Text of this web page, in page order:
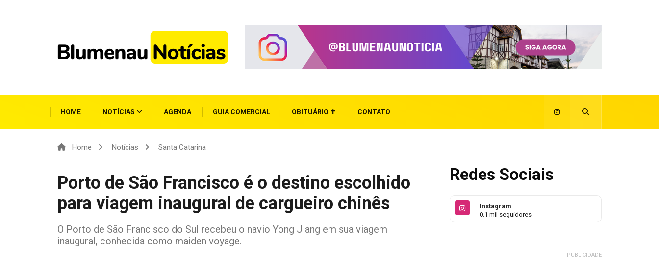
HOME NOTÍCIAS AGENDA GUIA COMERCIAL OBITUÁRIO ✝ CONTATO
Home Notícias Santa Catarina
Porto de São Francisco é o destino escolhido
para viagem inaugural de cargueiro chinês
O Porto de São Francisco do Sul recebeu o navio Yong Jiang em sua viagem
inaugural, conhecida como maiden voyage.
Redes Sociais
Instagram
0.1 mil seguidores
PUBLICIDADE